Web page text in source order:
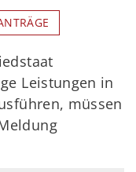
Leistungen in
müssen